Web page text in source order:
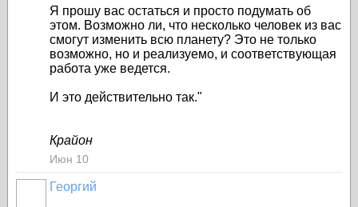
Я прошу вас остаться и просто подумать об
этом. Возможно ли, что несколько человек из вас
смогут изменить всю планету? Это не только
возможно, но и реализуемо, и соответствующая
работа уже ведется.
И это действительно так."
Крайон
Июн 10
Георгий